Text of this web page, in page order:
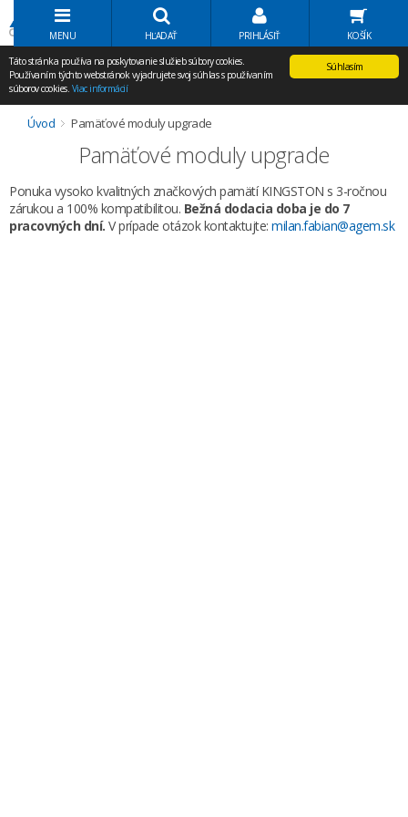
Volať Agem
MENU HĽADAŤ PRIHLÁSIŤ KOŠÍK
Súhlasím
Táto stránka používa na poskytovanie služieb súbory cookies.
Používaním týchto webstránok vyjadrujete svoj súhlas s používaním
súborov cookies. Viac informácií
Úvod Pamäťové moduly upgrade
Pamäťové moduly upgrade
Ponuka vysoko kvalitných značkových pamätí KINGSTON s 3-ročnou
zárukou a 100% kompatibilitou. Bežná dodacia doba je do 7
pracovných dní. V prípade otázok kontaktujte: milan.fabian@agem.sk